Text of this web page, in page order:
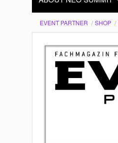
EVENT PARTNER SHOP